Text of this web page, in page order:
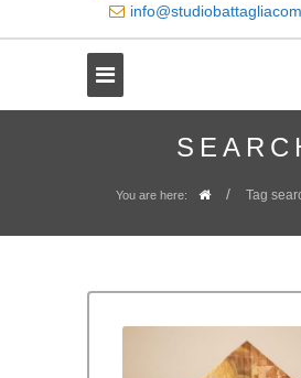
You are here: / Tag